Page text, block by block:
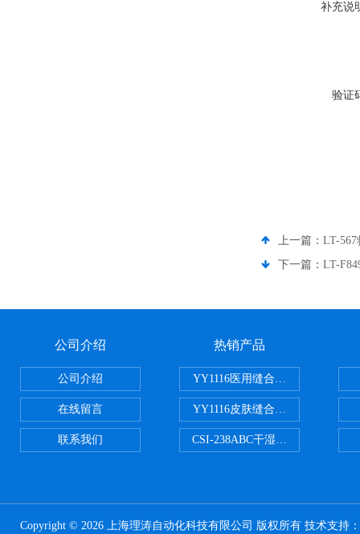
补充说
验证
上一篇： LT-
下一篇： LT-
公司介绍
公司介绍
在线留言
联系我们
热销产品
YY1116医用缝合线线径试验仪
YY1116皮肤缝合线线径测量仪
CSI-238ABC干湿电动摩擦色牢度
Copyright © 2026 上海理涛自动化科技有限公司 版权所有 技术支持：